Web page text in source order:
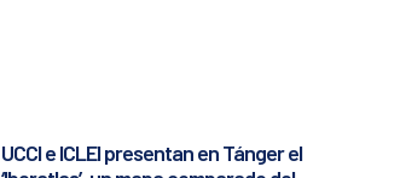
UCCI e ICLEI presentan en Tánger el